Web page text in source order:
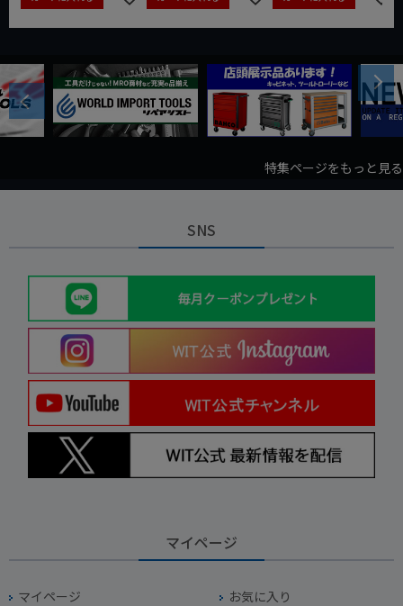
Previous
Next
特集ページをもっと見る
SNS
マイページ
マイページ
お気に入り